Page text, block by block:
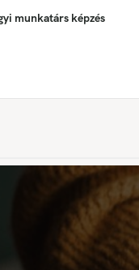
munkatárs képzés